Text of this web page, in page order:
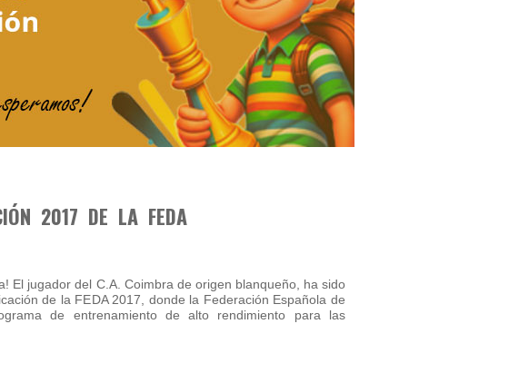
2017 DE LA FEDA
El jugador del C.A. Coimbra de origen blanqueño, ha sido
de la FEDA 2017, donde la Federación Española de
de entrenamiento de alto rendimiento para las